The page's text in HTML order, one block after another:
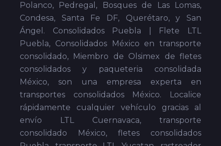
Polanco, Pedregal, Bosques de Las Lomas,
Condesa, Santa Fe DF, Querétaro, y San
Ángel. Consolidados Puebla | Flete LTL
Puebla, Consolidados México en transporte
consolidado, Miembro de Olsimex de fletes
consolidados y paqueteria consolidada
México, son una empresa experta en
transportes consolidados México. Localice
rápidamente cualquier vehículo gracias al
envío LTL Cuernavaca, transporte
consolidado México, fletes consolidados